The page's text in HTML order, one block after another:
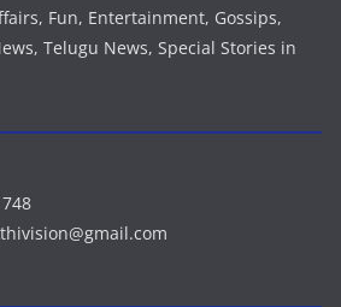
Fun, Entertainment, Gossips,
Telugu News, Special Stories in